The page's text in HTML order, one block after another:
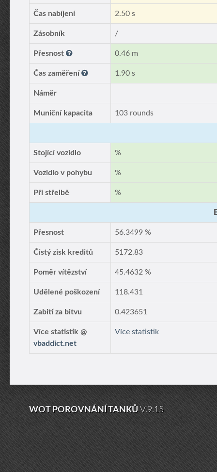
Čas nabíjení 2.50 s
Zásobník /
Přesnost 0.46 m
Čas zaměření 1.90 s
Náměr
Muniční kapacita 103 rounds
Stojící vozidlo %
Vozidlo v pohybu %
Při střelbě %
Přesnost 56.3499 %
Čistý zisk kreditů 5172.83
Poměr vítězství 45.4632 %
Udělené poškození 118.431
Zabití za bitvu 0.423651
Více statistik @
vbaddict.net
Více statistik
WOT POROVNÁNÍ TANKŮ V.9.15